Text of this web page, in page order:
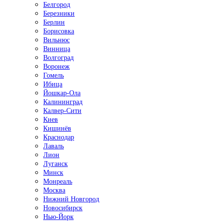
Белгород
Березники
Берлин
Борисовка
Вильнюс
Винница
Волгоград
Воронеж
Гомель
Ибица
Йошкар-Ола
Калининград
Калвер-Сити
Киев
Кишинёв
Краснодар
Лаваль
Лион
Луганск
Минск
Монреаль
Москва
Нижний Новгород
Новосибирск
Нью-Йорк